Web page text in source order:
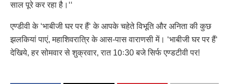
साल पूरे कर रहा है।‘‘
एण्डीवी के ‘भाबीजी घर पर हैं‘ के आपके चहेते विभूति और अनिता की कुछ
झलकियां पाएं, महाशिवरात्रि के आस-पास वाराणसी में। ‘भाबीजी घर पर हैं‘
देखिये, हर सोमवार से शुक्रवार, रात 10ः30 बजे सिर्फ एण्डटीवी पर!